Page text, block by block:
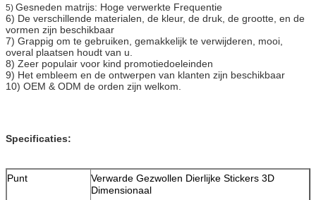
5) Gesneden matrijs: Hoge verwerkte Frequentie
6) De verschillende materialen, de kleur, de druk, de grootte, en de
vormen zijn beschikbaar
7) Grappig om te gebruiken, gemakkelijk te verwijderen, mooi,
overal plaatsen houdt van u.
8) Zeer populair voor kind promotiedoeleinden
9) Het embleem en de ontwerpen van klanten zijn beschikbaar
10) OEM & ODM de orden zijn welkom.
Specificaties:
Punt Verwarde Gezwollen Dierlijke Stickers 3D
Dimensionaal